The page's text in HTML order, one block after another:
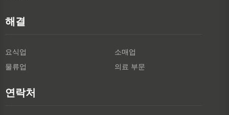
해결
요식업
소매업
물류업
의료 부문
연락처